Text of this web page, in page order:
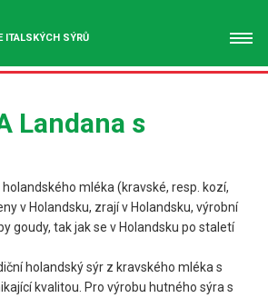
ITALSKÝCH SÝRŮ
Landana s
mléka (kravské, resp. kozí,
v Holandsku, zrají v Holandsku, výrobní
goudy, tak jak se v Holandsku po staletí
holandský sýr z kravského mléka s
kvalitou. Pro výrobu hutného sýra s